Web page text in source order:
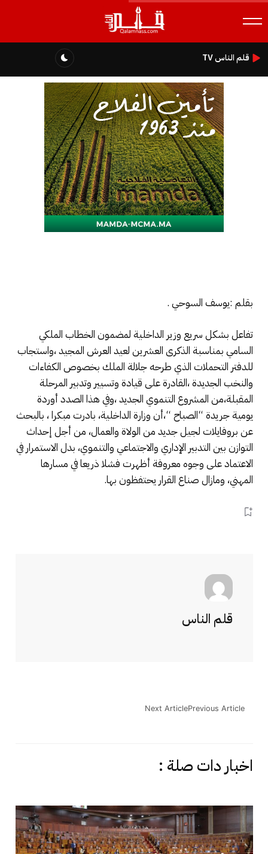
قلم الناس TV
بقلم :يوسف السوحي .
تفاعل بشكل سريع وزير الداخلية لمضمون الخطاب الملكي
السامي بمناسبة الذكرى العشرين لعيد العرش المجيد ،واستجاب
للدفتر التحملات الذي طرحه جلالة الملك بخصوص الكفاءات
والنخب الجديدة ،القادرة على قيادة وتسيير وتدبير المرحلة
المقبلة،من المشروع التنموي الجديد ،وفي هذا الصدد أوردة
يومية جريدة “الصباح “،أن وزارة الداخلية، بادرت مبکرا ، بالبحث
عن بروفايلات لجيل جديد من الولاة والعمال، من أجل إحداث
التوازن بين التدبير الإداري والاجتماعي والتنموي، بدل الاستمرار في
الاعتماد على وجوه معروفة أظهرت فشلا ذريعا في مسارها
المهني، ومازال صناع القرار يحتفظون بها.
قلم الناس
Previous Article
Next Article
اخبار دات صلة :